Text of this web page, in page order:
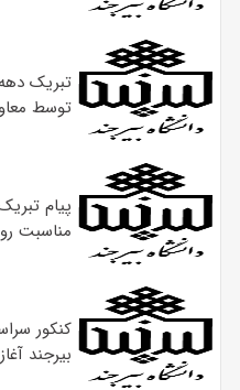
تبریک
توسط
پیام
مناسبت
بیرجند